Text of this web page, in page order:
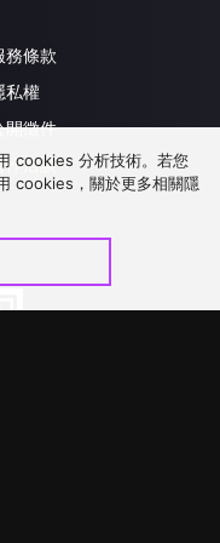
務條款
私權
開徵件
作洽談
cookies 分析技術。若您
cookies，關於更多相關隱